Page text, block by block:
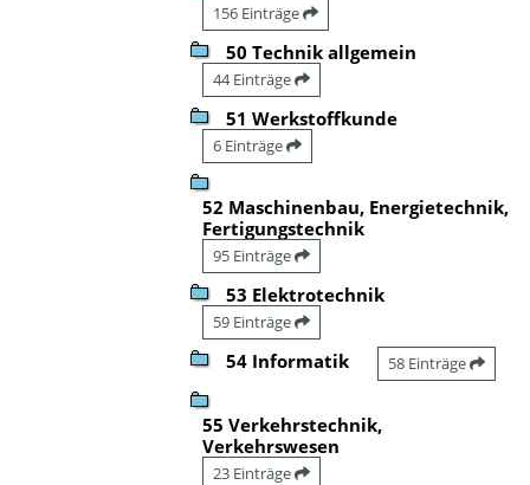
156 Einträge
50 Technik allgemein
44 Einträge
51 Werkstoffkunde
6 Einträge
52 Maschinenbau, Energietechnik,
Fertigungstechnik
95 Einträge
53 Elektrotechnik
59 Einträge
54 Informatik 58 Einträge
55 Verkehrstechnik,
Verkehrswesen
23 Einträge